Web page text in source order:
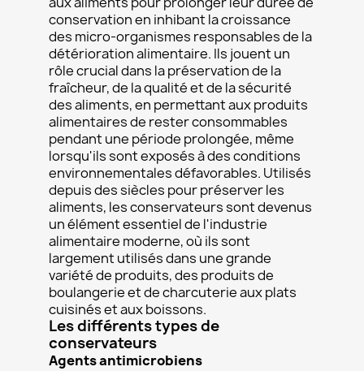
conservation en inhibant la croissance
des micro-organismes responsables de la
détérioration alimentaire. Ils jouent un
rôle crucial dans la préservation de la
fraîcheur, de la qualité et de la sécurité
des aliments, en permettant aux produits
alimentaires de rester consommables
pendant une période prolongée, même
lorsqu'ils sont exposés à des conditions
environnementales défavorables. Utilisés
depuis des siècles pour préserver les
aliments, les conservateurs sont devenus
un élément essentiel de l'industrie
alimentaire moderne, où ils sont
largement utilisés dans une grande
variété de produits, des produits de
boulangerie et de charcuterie aux plats
cuisinés et aux boissons.
Les différents types de
conservateurs
Agents antimicrobiens